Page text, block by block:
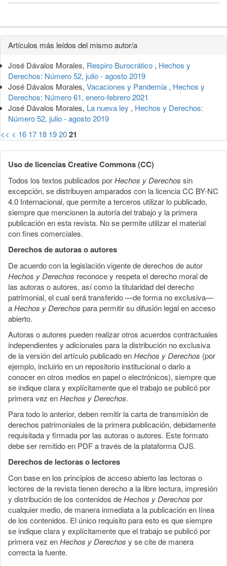
Detalles
del
artículo
Artículos más leídos del mismo autor/a
José Dávalos Morales, Respiro Burocrático , Hechos y
Derechos: Número 52, julio - agosto 2019
José Dávalos Morales, Vacaciones y Pandemia , Hechos y
Derechos: Número 61, enero-febrero 2021
José Dávalos Morales, La nueva ley , Hechos y Derechos:
Número 52, julio - agosto 2019
<< < 16 17 18 192021
Uso de licencias Creative Commons (CC)
Todos los textos publicados porHechos y Derechos sin
excepción, se distribuyen amparados con la licencia CC BY-NC
4.0 Internacional, que permite a terceros utilizar lo publicado,
siempre que mencionen la autoría del trabajo y la primera
publicación en esta revista. No se permite utilizar el material
con fines comerciales.
Derechos de autoras o autores
De acuerdo con la legislación vigente de derechos de autor
Hechos y Derechos reconoce y respeta el derecho moral de
las autoras o autores, así como la titularidad del derecho
patrimonial, el cual será transferido —de forma no exclusiva—
aHechos y Derechos para permitir su difusión legal en acceso
abierto.
Autoras o autores pueden realizar otros acuerdos contractuales
independientes y adicionales para la distribución no exclusiva
de la versión del artículo publicado enHechos y Derechos (por
ejemplo, incluirlo en un repositorio institucional o darlo a
conocer en otros medios en papel o electrónicos), siempre que
se indique clara y explícitamente que el trabajo se publicó por
primera vez enHechos y Derechos.
Para todo lo anterior, deben remitir la carta de transmisión de
derechos patrimoniales de la primera publicación, debidamente
requisitada y firmada por las autoras o autores. Este formato
debe ser remitido en PDF a través de la plataforma OJS.
Derechos de lectoras o lectores
Con base en los principios de acceso abierto las lectoras o
lectores de la revista tienen derecho a la libre lectura, impresión
y distribución de los contenidos deHechos y Derechos por
cualquier medio, de manera inmediata a la publicación en línea
de los contenidos. El único requisito para esto es que siempre
se indique clara y explícitamente que el trabajo se publicó por
primera vez enHechos y Derechos y se cite de manera
correcta la fuente.